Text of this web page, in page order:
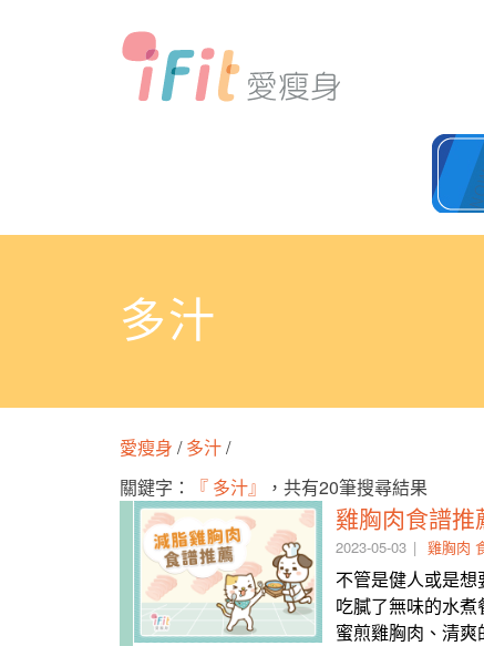
多汁
愛瘦身 /多汁/
關鍵字：
『 多汁』 ，共有20筆搜尋結果
雞胸肉食譜推
2023-05-03 雞胸肉
不管是健人或是
吃膩了無味的水
蜜煎雞胸肉、清爽